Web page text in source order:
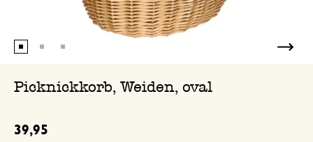
Picknickkorb, Weiden, oval
39,95